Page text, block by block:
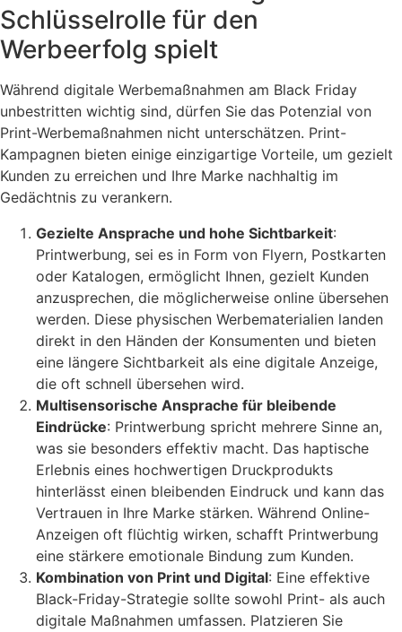
Schlüsselrolle für den
Werbeerfolg spielt
Während digitale Werbemaßnahmen am Black Friday
unbestritten wichtig sind, dürfen Sie das Potenzial von
Print-Werbemaßnahmen nicht unterschätzen. Print-
Kampagnen bieten einige einzigartige Vorteile, um gezielt
Kunden zu erreichen und Ihre Marke nachhaltig im
Gedächtnis zu verankern.
Gezielte Ansprache und hohe Sichtbarkeit:
Printwerbung, sei es in Form von Flyern, Postkarten
oder Katalogen, ermöglicht Ihnen, gezielt Kunden
anzusprechen, die möglicherweise online übersehen
werden. Diese physischen Werbematerialien landen
direkt in den Händen der Konsumenten und bieten
eine längere Sichtbarkeit als eine digitale Anzeige,
die oft schnell übersehen wird.
Multisensorische Ansprache für bleibende
Eindrücke: Printwerbung spricht mehrere Sinne an,
was sie besonders effektiv macht. Das haptische
Erlebnis eines hochwertigen Druckprodukts
hinterlässt einen bleibenden Eindruck und kann das
Vertrauen in Ihre Marke stärken. Während Online-
Anzeigen oft flüchtig wirken, schafft Printwerbung
eine stärkere emotionale Bindung zum Kunden.
Kombination von Print und Digital: Eine effektive
Black-Friday-Strategie sollte sowohl Print- als auch
digitale Maßnahmen umfassen. Platzieren Sie